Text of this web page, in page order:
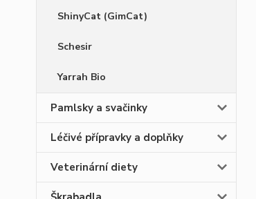
ShinyCat (GimCat)
Schesir
Yarrah Bio
Pamlsky a svačinky
Léčivé přípravky a doplňky
Veterinární diety